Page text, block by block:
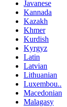
Javanese
Kannada
Kazakh
Khmer
Kurdish
Kyrgyz
Latin
Latvian
Lithuanian
Luxembou..
Macedonian
Malagasy